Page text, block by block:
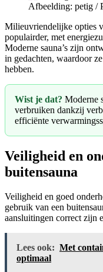
Afbeelding: petig /
Milieuvriendelijke opties
populairder, met
Moderne sauna’s zijn
in gedachten, waardoor
hebben.
Wist je dat? Moderne
verbruiken dankzij
efficiënte
Veiligheid en
buitensauna
Veiligheid en goed
gebruik van een
aansluitingen correct zijn
Lees ook: Met
optimaal